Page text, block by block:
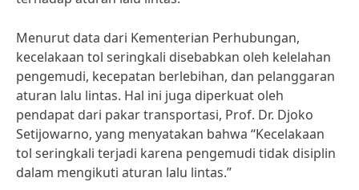
Menurut data dari Kementerian Perhubungan,
kecelakaan tol seringkali disebabkan oleh kelelahan
pengemudi, kecepatan berlebihan, dan pelanggaran
aturan lalu lintas. Hal ini juga diperkuat oleh
pendapat dari pakar transportasi, Prof. Dr. Djoko
Setijowarno, yang menyatakan bahwa “Kecelakaan
tol seringkali terjadi karena pengemudi tidak disiplin
dalam mengikuti aturan lalu lintas.”